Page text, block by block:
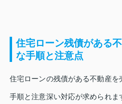
住宅ローン残債がある
な手順と注意点
住宅ローンの残債がある不動産
手順と注意深い対応が求められま